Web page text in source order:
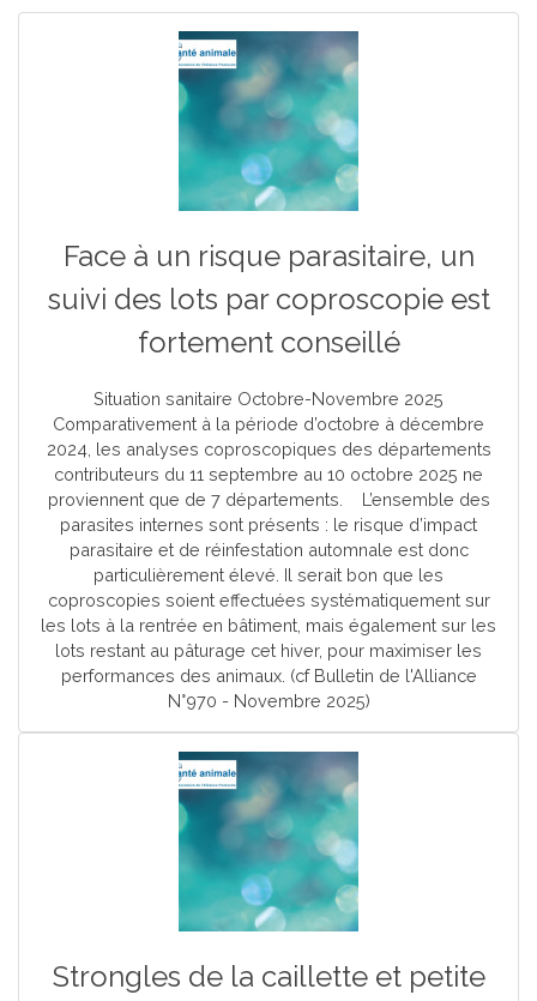
Face à un risque parasitaire, un
suivi des lots par coproscopie est
fortement conseillé
Situation sanitaire Octobre-Novembre 2025
Comparativement à la période d’octobre à décembre
2024, les analyses coproscopiques des départements
contributeurs du 11 septembre au 10 octobre 2025 ne
proviennent que de 7 départements. L’ensemble des
parasites internes sont présents : le risque d’impact
parasitaire et de réinfestation automnale est donc
particulièrement élevé. Il serait bon que les
coproscopies soient effectuées systématiquement sur
les lots à la rentrée en bâtiment, mais également sur les
lots restant au pâturage cet hiver, pour maximiser les
performances des animaux. (cf Bulletin de l'Alliance
N°970 - Novembre 2025)
Strongles de la caillette et petite